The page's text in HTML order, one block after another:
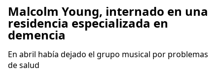
Malcolm Young, internado en una
residencia especializada en
demencia
En abril había dejado el grupo musical por problemas
de salud